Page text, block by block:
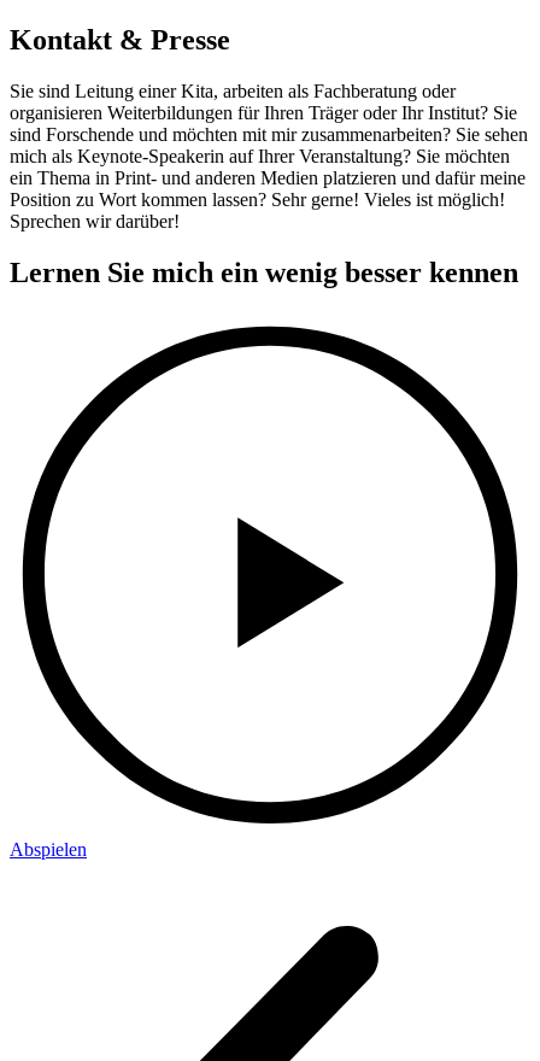
Kontakt & Presse
Sie sind Leitung einer Kita, arbeiten als Fachberatung oder
organisieren Weiterbildungen für Ihren Träger oder Ihr Institut? Sie
sind Forschende und möchten mit mir zusammenarbeiten? Sie sehen
mich als Keynote-Speakerin auf Ihrer Veranstaltung? Sie möchten
ein Thema in Print- und anderen Medien platzieren und dafür meine
Position zu Wort kommen lassen? Sehr gerne! Vieles ist möglich!
Sprechen wir darüber!
Lernen Sie mich ein wenig besser kennen
Abspielen